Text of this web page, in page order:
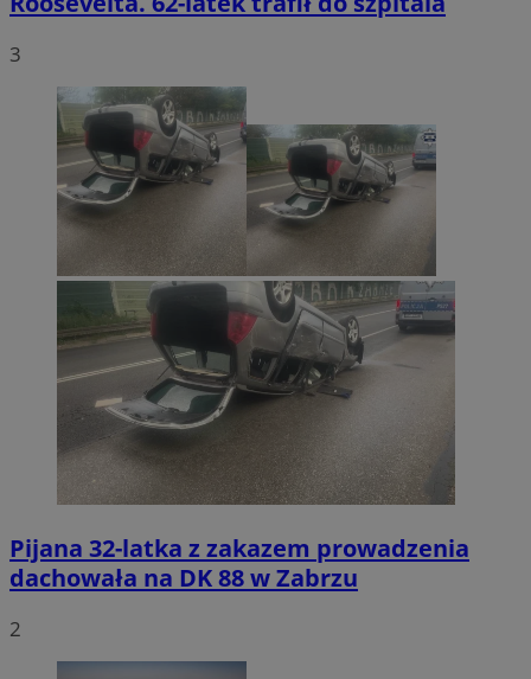
3
Pijana 32-latka z zakazem prowadzenia
dachowała na DK 88 w Zabrzu
2